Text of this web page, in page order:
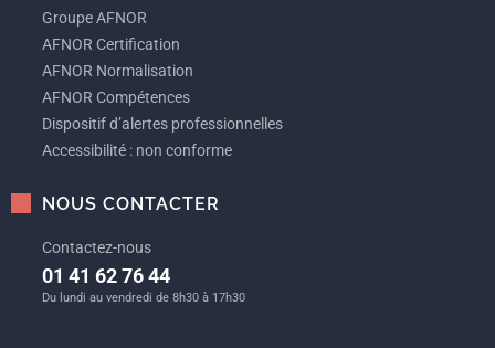
Groupe AFNOR
AFNOR Certification
AFNOR Normalisation
AFNOR Compétences
Dispositif d’alertes professionnelles
Accessibilité : non conforme
NOUS CONTACTER
Contactez-nous
01 41 62 76 44
Du lundi au vendredi de 8h30 à 17h30